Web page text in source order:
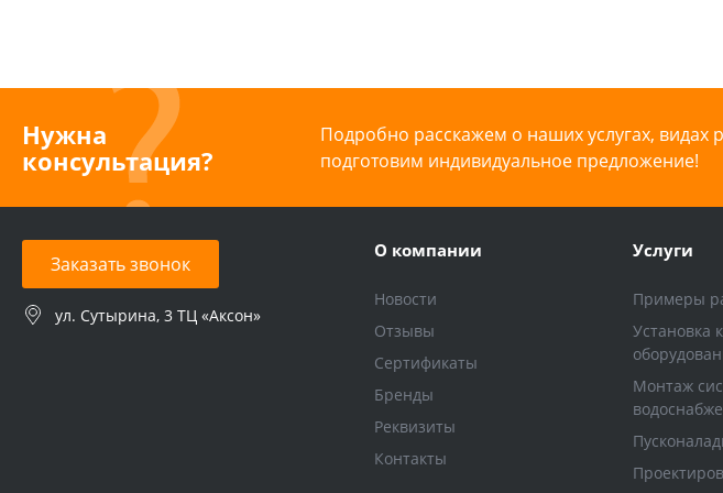
Нужна
консультация?
Подробно расскажем о наших услугах, видах
подготовим индивидуальное предложение!
Заказать звонок
ул. Сутырина, 3 ТЦ «Аксон»
О компании
Новости
Отзывы
Сертификаты
Бренды
Реквизиты
Контакты
Услуги
Примеры
Установка
Монтаж